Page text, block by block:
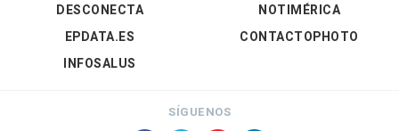
DESCONECTA
EPDATA.ES
INFOSALUS
NOTIMÉRICA
CONTACTOPHOTO
SÍGUENOS